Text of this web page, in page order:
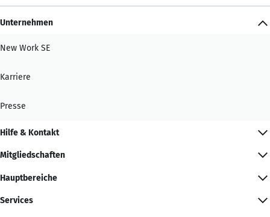
Unternehmen
New Work SE
Karriere
Presse
Hilfe & Kontakt
Mitgliedschaften
Hauptbereiche
Services